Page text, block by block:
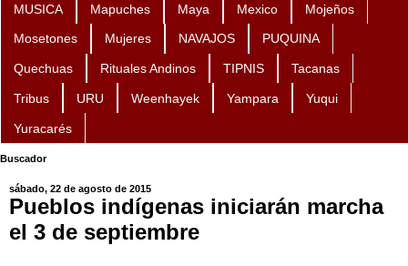
MUSICA Mapuches Maya Mexico Mojeños
Mosetones Mujeres NAVAJOS PUQUINA
Quechuas Rituales Andinos TIPNIS Tacanas
Tribus URU Weenhayek Yampara Yuqui
Yuracarés
Buscador
sábado, 22 de agosto de 2015
Pueblos indígenas iniciarán marcha
el 3 de septiembre